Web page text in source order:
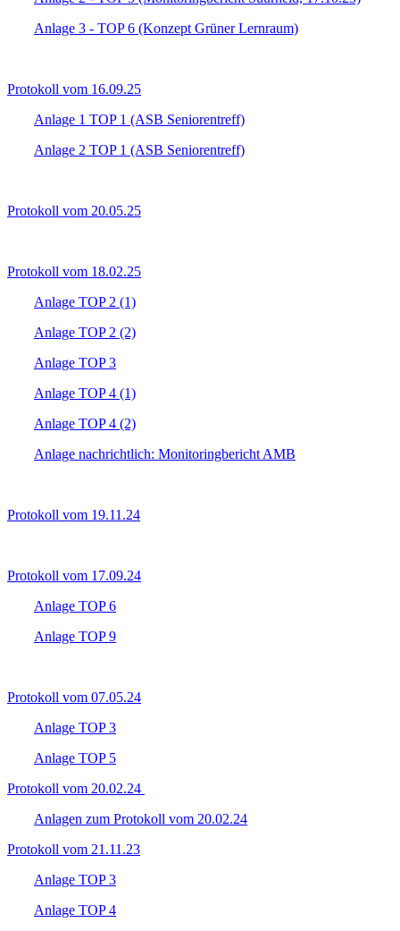
Anlage 3 - TOP 6 (Konzept Grüner Lernraum)
Protokoll vom 16.09.25
Anlage 1 TOP 1 (ASB Seniorentreff)
Anlage 2 TOP 1 (ASB Seniorentreff)
Protokoll vom 20.05.25
Protokoll vom 18.02.25
Anlage TOP 2 (1)
Anlage TOP 2 (2)
Anlage TOP 3
Anlage TOP 4 (1)
Anlage TOP 4 (2)
Anlage nachrichtlich: Monitoringbericht AMB
Protokoll vom 19.11.24
Protokoll vom 17.09.24
Anlage TOP 6
Anlage TOP 9
Protokoll vom 07.05.24
Anlage TOP 3
Anlage TOP 5
Protokoll vom 20.02.24
Anlagen zum Protokoll vom 20.02.24
Protokoll vom 21.11.23
Anlage TOP 3
Anlage TOP 4